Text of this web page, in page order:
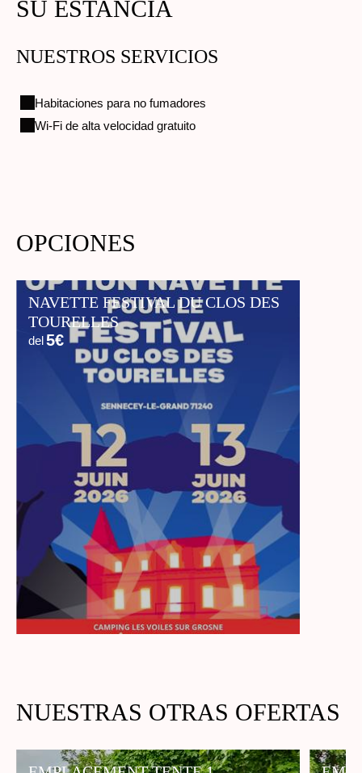
SU ESTANCIA
NUESTROS SERVICIOS
Habitaciones para no fumadores
Wi-Fi de alta velocidad gratuito
OPCIONES
NAVETTE FESTIVAL DU CLOS DES
TOURELLES
del5€
NUESTRAS OTRAS OFERTAS